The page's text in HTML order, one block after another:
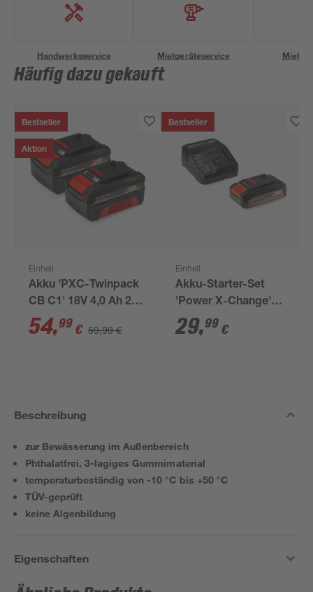
Handwerksservice Mietgeräteservice
Häufig dazu gekauft
Bestseller
Aktion
Einhell
Akku 'PXC-Twinpack
CB C1' 18V 4,0 Ah 2
Stück
54,99 € 59,99 €
Bestseller
Einhell
Akku-Starter-Set
'Power X-Change'
Ladegerät und Akku
18 V 2,5 Ah
29,99 €
Beschreibung
zur Bewässerung im Außenbereich
Phthalatfrei, 3-lagiges Gummimaterial
temperaturbeständig von -10 °C bis +50 °C
TÜV-geprüft
keine Algenbildung
Eigenschaften